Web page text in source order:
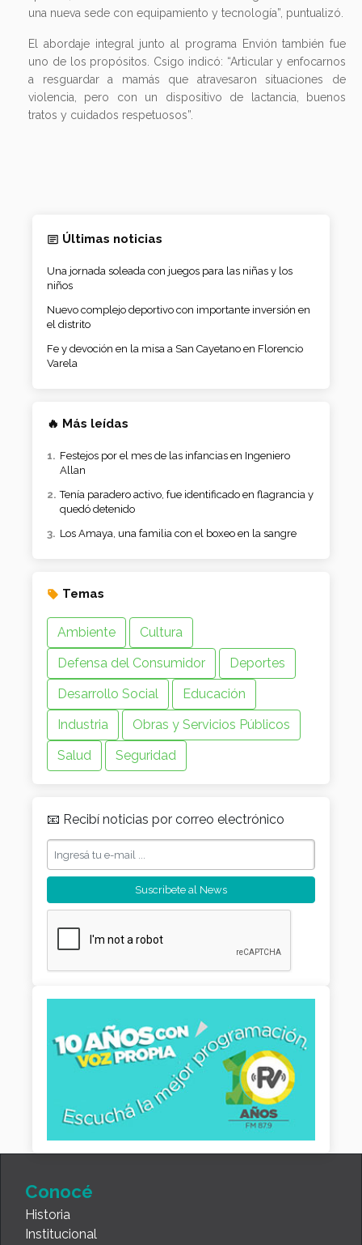
una nueva sede con equipamiento y tecnología”, puntualizó.
El abordaje integral junto al programa Envión también fue
uno de los propósitos. Csigo indicó: “Articular y enfocarnos
a resguardar a mamás que atravesaron situaciones de
violencia, pero con un dispositivo de lactancia, buenos
tratos y cuidados respetuosos”.
Últimas noticias
Una jornada soleada con juegos para las niñas y los
niños
Nuevo complejo deportivo con importante inversión en
el distrito
Fe y devoción en la misa a San Cayetano en Florencio
Varela
🔥 Más leídas
Festejos por el mes de las infancias en Ingeniero
Allan
Tenía paradero activo, fue identificado en flagrancia y
quedó detenido
Los Amaya, una familia con el boxeo en la sangre
Temas
Ambiente
Cultura
Defensa del Consumidor
Deportes
Desarrollo Social
Educación
Industria
Obras y Servicios Públicos
Salud
Seguridad
📧 Recibí noticias por correo electrónico
Conocé
Historia
Institucional